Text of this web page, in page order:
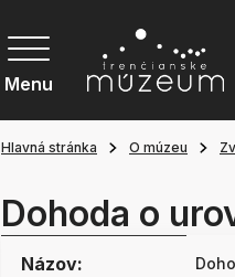
Menu
Hlavná stránka O múzeu
Dohoda o
Názov: